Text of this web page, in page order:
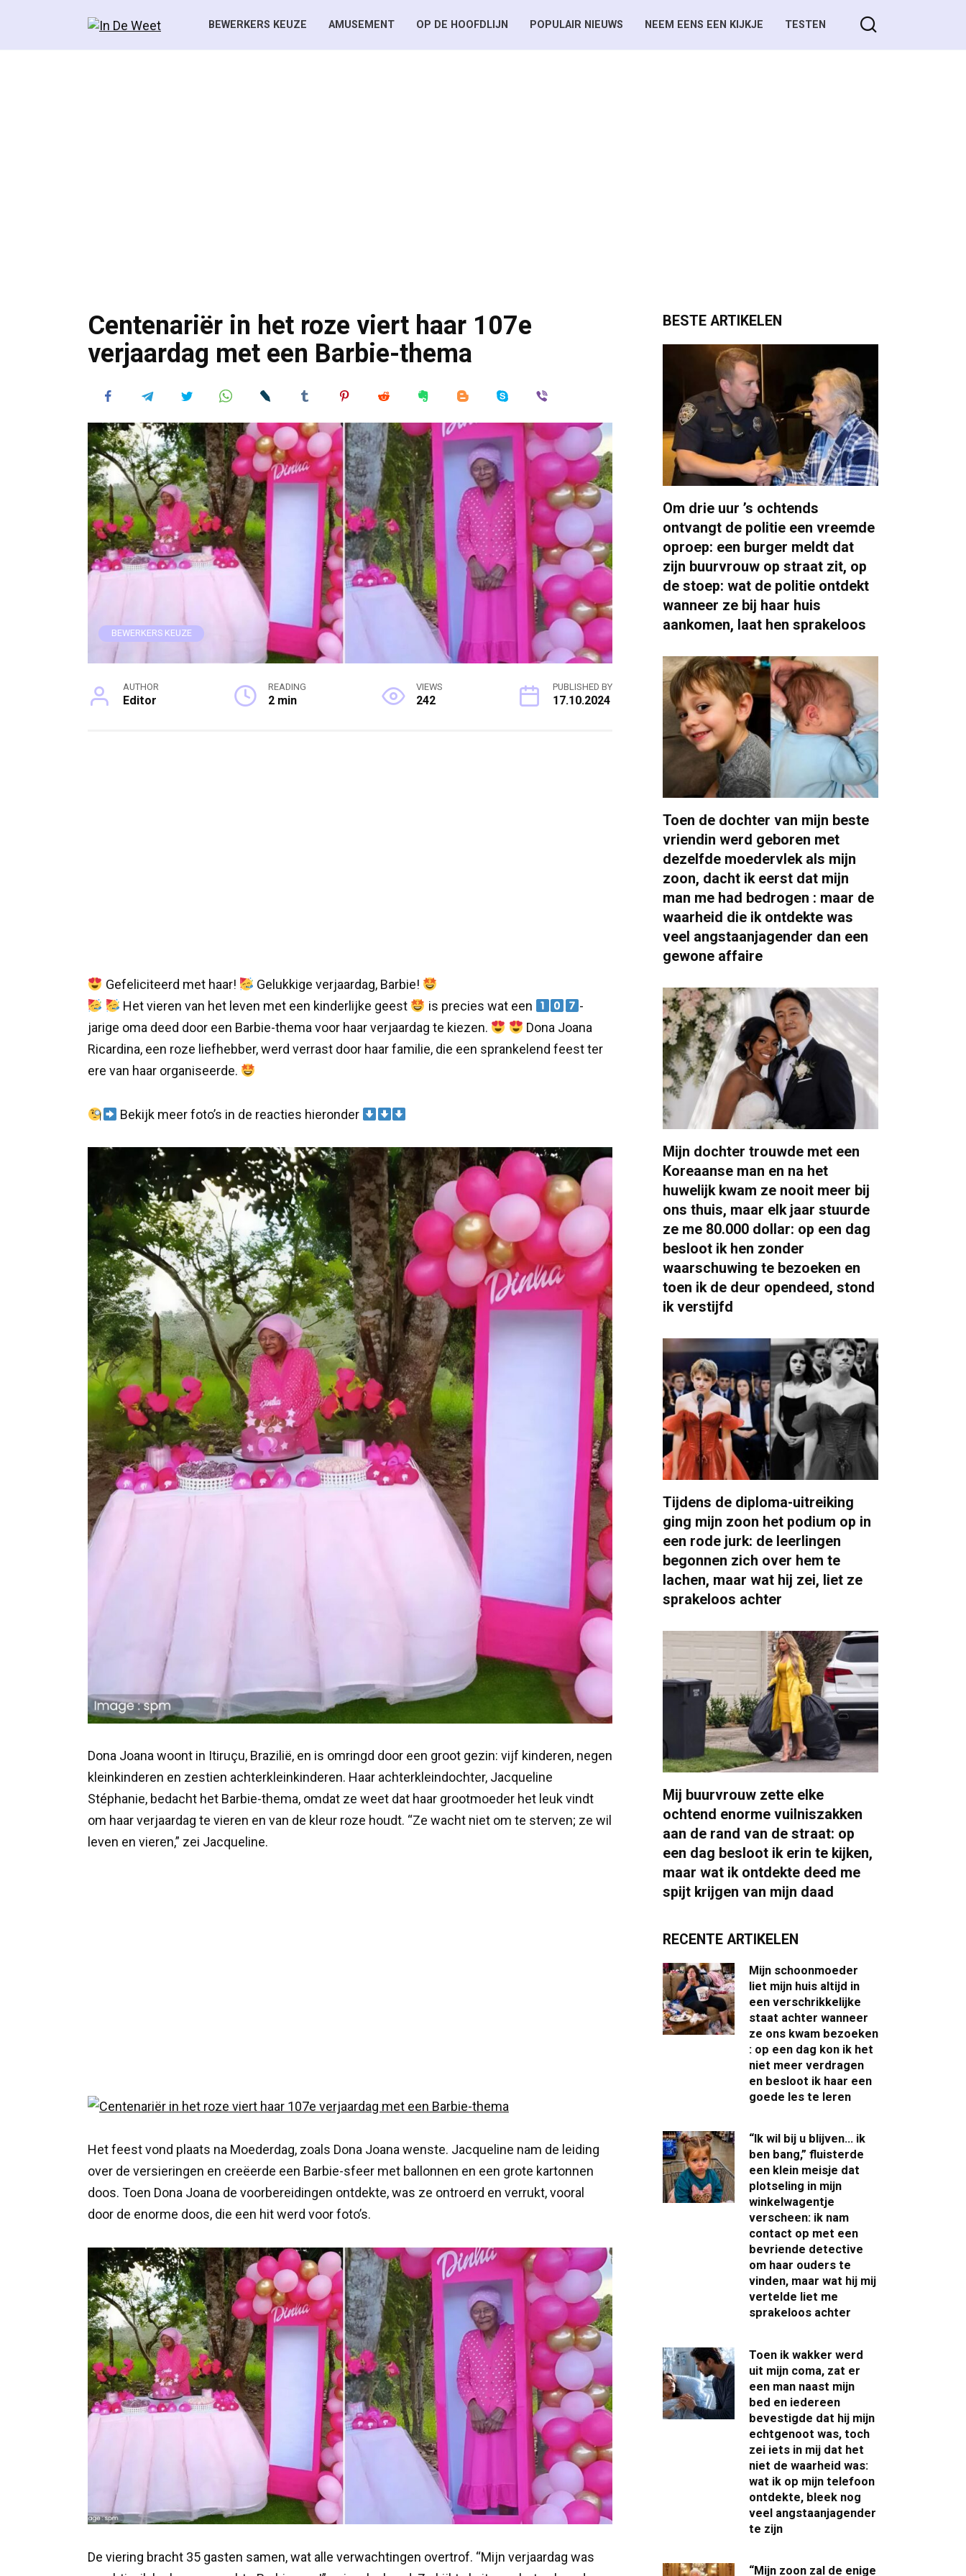
BEWERKERS KEUZE AMUSEMENT OP DE HOOFDLIJN POPULAIR NIEUWS NEEM EENS EEN KIJKJE TESTEN
Centenariër in het roze viert haar 107e
verjaardag met een Barbie-thema
BEWERKERS KEUZE
AUTHOR
Editor
READING
2 min
VIEWS
242
PUBLISHED BY
17.10.2024
Gefeliciteerd met haar!
Gelukkige verjaardag, Barbie!
Het vieren van het leven met een kinderlijke geest
is precies wat een
-
jarige oma deed door een Barbie-thema voor haar verjaardag te kiezen.
Dona Joana
Ricardina, een roze liefhebber, werd verrast door haar familie, die een sprankelend feest ter
ere van haar organiseerde.
Bekijk meer foto’s in de reacties hieronder
Dona Joana woont in Itiruçu, Brazilië, en is omringd door een groot gezin: vijf kinderen, negen
kleinkinderen en zestien achterkleinkinderen. Haar achterkleindochter, Jacqueline
Stéphanie, bedacht het Barbie-thema, omdat ze weet dat haar grootmoeder het leuk vindt
om haar verjaardag te vieren en van de kleur roze houdt. “Ze wacht niet om te sterven; ze wil
leven en vieren,” zei Jacqueline.
Het feest vond plaats na Moederdag, zoals Dona Joana wenste. Jacqueline nam de leiding
over de versieringen en creëerde een Barbie-sfeer met ballonnen en een grote kartonnen
doos. Toen Dona Joana de voorbereidingen ontdekte, was ze ontroerd en verrukt, vooral
door de enorme doos, die een hit werd voor foto’s.
De viering bracht 35 gasten samen, wat alle verwachtingen overtrof. “Mijn verjaardag was
BESTE ARTIKELEN
Om drie uur ’s ochtends
ontvangt de politie een vreemde
oproep: een burger meldt dat
zijn buurvrouw op straat zit, op
de stoep: wat de politie ontdekt
wanneer ze bij haar huis
aankomen, laat hen sprakeloos
Toen de dochter van mijn beste
vriendin werd geboren met
dezelfde moedervlek als mijn
zoon, dacht ik eerst dat mijn
man me had bedrogen : maar de
waarheid die ik ontdekte was
veel angstaanjagender dan een
gewone affaire
Mijn dochter trouwde met een
Koreaanse man en na het
huwelijk kwam ze nooit meer bij
ons thuis, maar elk jaar stuurde
ze me 80.000 dollar: op een dag
besloot ik hen zonder
waarschuwing te bezoeken en
toen ik de deur opendeed, stond
ik verstijfd
Tijdens de diploma-uitreiking
ging mijn zoon het podium op in
een rode jurk: de leerlingen
begonnen zich over hem te
lachen, maar wat hij zei, liet ze
sprakeloos achter
Mij buurvrouw zette elke
ochtend enorme vuilniszakken
aan de rand van de straat: op
een dag besloot ik erin te kijken,
maar wat ik ontdekte deed me
spijt krijgen van mijn daad
RECENTE ARTIKELEN
Mijn schoonmoeder
liet mijn huis altijd in
een verschrikkelijke
staat achter wanneer
ze ons kwam bezoeken
: op een dag kon ik het
niet meer verdragen
en besloot ik haar een
goede les te leren
“Ik wil bij u blijven… ik
ben bang,” fluisterde
een klein meisje dat
plotseling in mijn
winkelwagentje
verscheen: ik nam
contact op met een
bevriende detective
om haar ouders te
vinden, maar wat hij mij
vertelde liet me
sprakeloos achter
Toen ik wakker werd
uit mijn coma, zat er
een man naast mijn
bed en iedereen
bevestigde dat hij mijn
echtgenoot was, toch
zei iets in mij dat het
niet de waarheid was:
wat ik op mijn telefoon
ontdekte, bleek nog
veel angstaanjagender
te zijn
“Mijn zoon zal de enige